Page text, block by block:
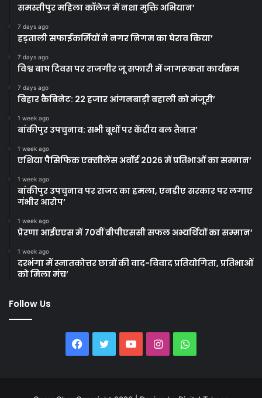
समस्तीपुर महिला कॉलेज में नशा मुक्ति अभियान’
7 days ago
हड़ताली सफाईकर्मियों ने नगर निगम का घेराव किया’
7 days ago
विश्व बाघ दिवस पर राजगीर जू सफारी में जागरूकता कार्यक्रम
7 days ago
बिहार कैबिनेट: 22 हजार आंगनबाड़ी बहाली को मंजूरी’
1 week ago
बांकीपुर उपचुनाव: सभी बूथों पर केंद्रीय बल तैनात’
1 week ago
एशिया पैसिफिक एक्सीलेंस अवॉर्ड 2026 में प्रतिभाओं का सम्मान’
1 week ago
बांकीपुर उपचुनाव पर राजद का हमला, एनडीए सरकार पर लगाए
गंभीर आरोप’
1 week ago
प्रेरणा आईएएस में 70वीं बीपीएससी सफल अभ्यर्थियों का सम्मान’
1 week ago
दरभंगा में स्नातकोत्तर छात्रों की वाद-विवाद प्रतियोगिता, प्रतिभाओं
को मिला मंच’
Follow Us
Facebook
TwitterYouTubeInstagramWhatsApp